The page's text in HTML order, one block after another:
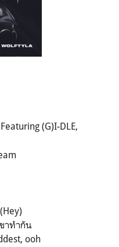
(G)I-DLE,
าทำกัน
ooh